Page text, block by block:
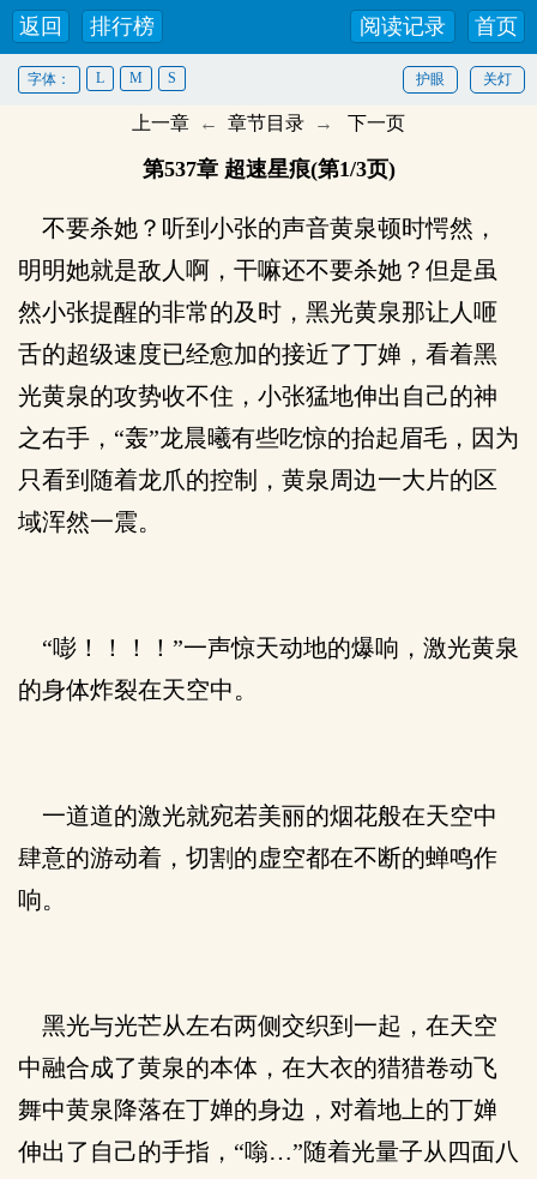
返回 排行榜 首页
阅读记录
关灯
护眼
字体： L M S
上一章 ← 章节目录 → 下一页
第537章 超速星痕(第1/3页)
不要杀她？听到小张的声音黄泉顿时愕然，
明明她就是敌人啊，干嘛还不要杀她？但是虽
然小张提醒的非常的及时，黑光黄泉那让人咂
舌的超级速度已经愈加的接近了丁婵，看着黑
光黄泉的攻势收不住，小张猛地伸出自己的神
之右手，“轰”龙晨曦有些吃惊的抬起眉毛，因为
只看到随着龙爪的控制，黄泉周边一大片的区
域浑然一震。
“嘭！！！！”一声惊天动地的爆响，激光黄泉
的身体炸裂在天空中。
一道道的激光就宛若美丽的烟花般在天空中
肆意的游动着，切割的虚空都在不断的蝉鸣作
响。
黑光与光芒从左右两侧交织到一起，在天空
中融合成了黄泉的本体，在大衣的猎猎卷动飞
舞中黄泉降落在丁婵的身边，对着地上的丁婵
伸出了自己的手指，“嗡…”随着光量子从四面八